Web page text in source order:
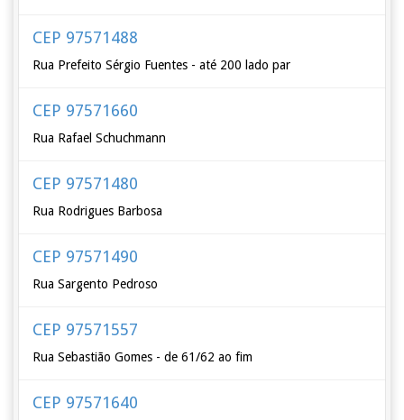
CEP 97571488
Rua Prefeito Sérgio Fuentes - até 200 lado par
CEP 97571660
Rua Rafael Schuchmann
CEP 97571480
Rua Rodrigues Barbosa
CEP 97571490
Rua Sargento Pedroso
CEP 97571557
Rua Sebastião Gomes - de 61/62 ao fim
CEP 97571640